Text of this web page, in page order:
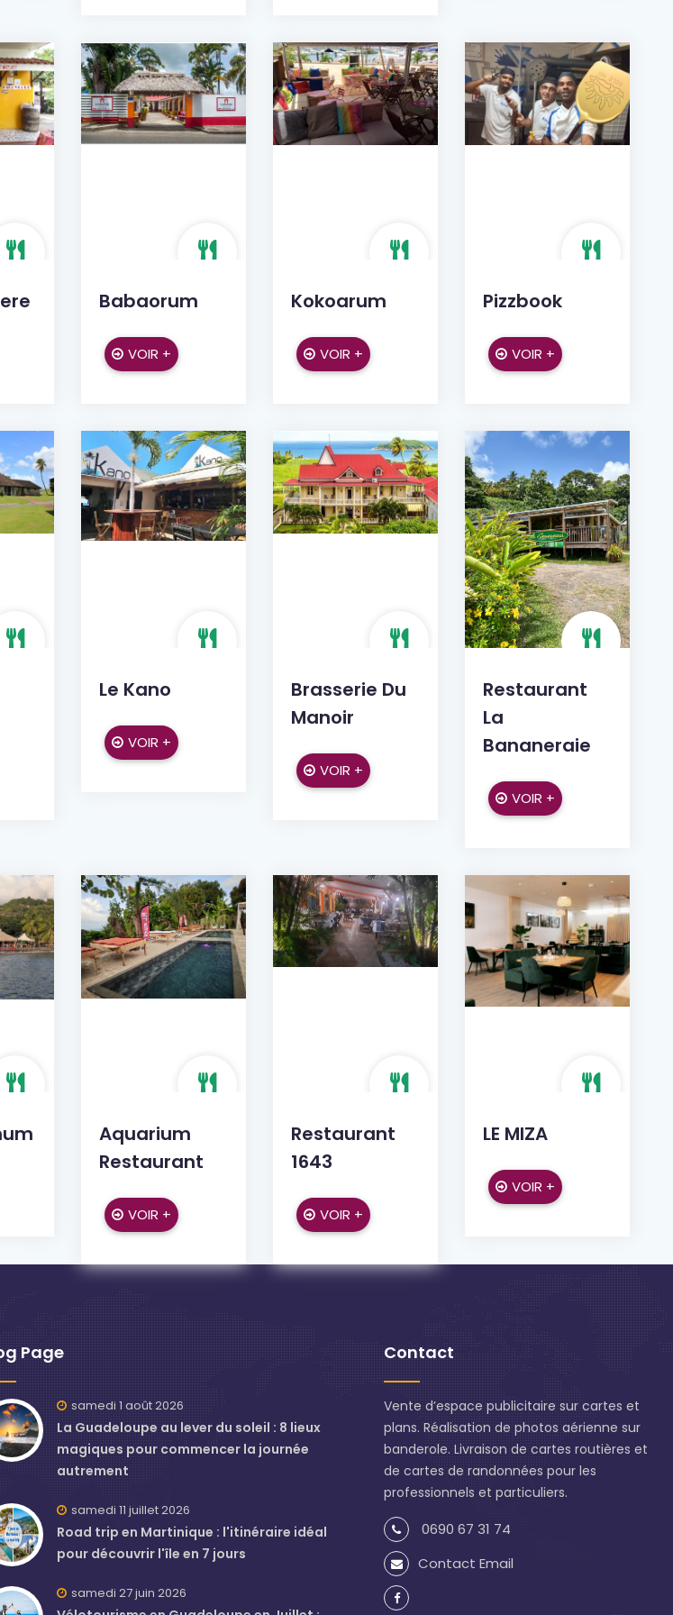
Babaorum
VOIR +
Kokoarum
VOIR +
Pizzbook
VOIR +
Le Kano
VOIR +
Brasserie Du
Manoir
VOIR +
Restaurant
La
Bananeraie
VOIR +
Aquarium
Restaurant
VOIR +
Restaurant
1643
VOIR +
LE MIZA
VOIR +
Page
samedi 1 août 2026
La Guadeloupe au lever du soleil : 8 lieux
magiques pour commencer la journée
autrement
samedi 11 juillet 2026
Road trip en Martinique : l'itinéraire idéal
pour découvrir l'île en 7 jours
samedi 27 juin 2026
Contact
Vente d’espace publicitaire sur cartes et
plans. Réalisation de photos aérienne sur
banderole. Livraison de cartes routières et
de cartes de randonnées pour les
professionnels et particuliers.
0690 67 31 74
Contact Email